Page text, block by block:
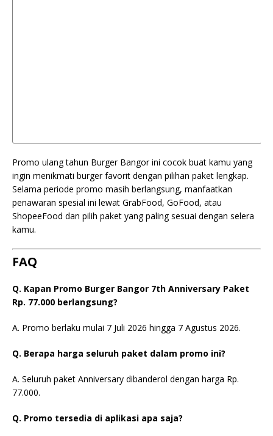
Promo ulang tahun Burger Bangor ini cocok buat kamu yang
ingin menikmati burger favorit dengan pilihan paket lengkap.
Selama periode promo masih berlangsung, manfaatkan
penawaran spesial ini lewat GrabFood, GoFood, atau
ShopeeFood dan pilih paket yang paling sesuai dengan selera
kamu.
FAQ
Q. Kapan Promo Burger Bangor 7th Anniversary Paket
Rp. 77.000 berlangsung?
A. Promo berlaku mulai 7 Juli 2026 hingga 7 Agustus 2026.
Q. Berapa harga seluruh paket dalam promo ini?
A. Seluruh paket Anniversary dibanderol dengan harga Rp.
77.000.
Q. Promo tersedia di aplikasi apa saja?